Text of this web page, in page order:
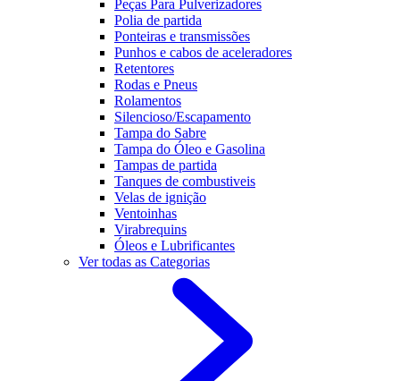
Peças Para Pulverizadores
Polia de partida
Ponteiras e transmissões
Punhos e cabos de aceleradores
Retentores
Rodas e Pneus
Rolamentos
Silencioso/Escapamento
Tampa do Sabre
Tampa do Óleo e Gasolina
Tampas de partida
Tanques de combustiveis
Velas de ignição
Ventoinhas
Virabrequins
Óleos e Lubrificantes
Ver todas as Categorias